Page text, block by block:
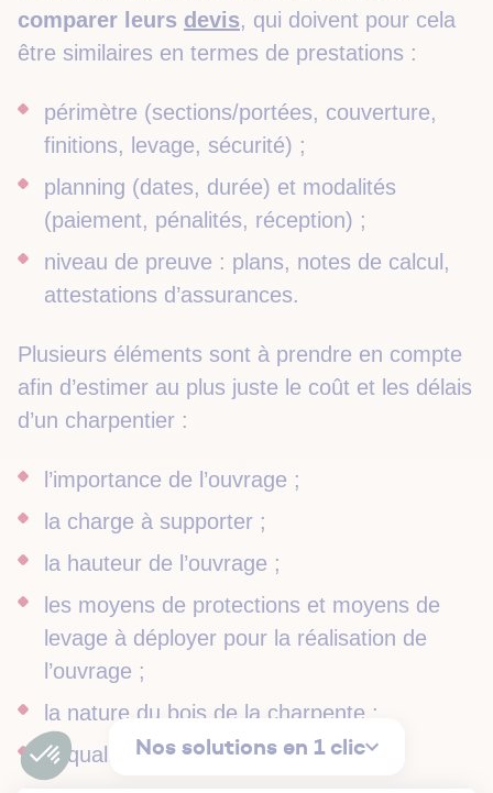
comparer leurs devis, qui doivent pour cela
être similaires en termes de prestations :
périmètre (sections/portées, couverture,
finitions, levage, sécurité) ;
planning (dates, durée) et modalités
(paiement, pénalités, réception) ;
niveau de preuve : plans, notes de calcul,
attestations d’assurances.
Plusieurs éléments sont à prendre en compte
afin d’estimer au plus juste le coût et les délais
d’un charpentier :
l’importance de l’ouvrage ;
la charge à supporter ;
la hauteur de l’ouvrage ;
les moyens de protections et moyens de
levage à déployer pour la réalisation de
l’ouvrage ;
la nature du bois de la charpente ;
la qualité de finition de la charpente.
Nos solutions en 1 clic